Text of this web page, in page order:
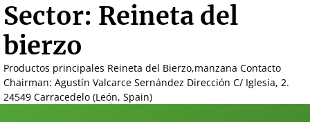
Sector: Reineta del
bierzo
Productos principales Reineta del Bierzo,manzana Contacto
Chairman: Agustín Valcarce Sernández Dirección C/ Iglesia, 2.
24549 Carracedelo (León, Spain)